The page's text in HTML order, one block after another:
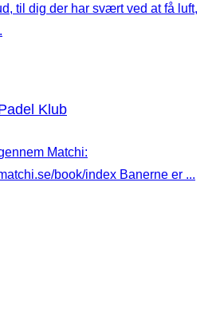
til dig der har svært ved at få luft,
Klub
Matchi:
book/index Banerne er ...